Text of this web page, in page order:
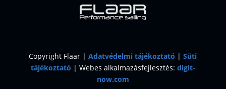
Copyright Flaar |Adatvédelmi tájékoztató |Süti
tájékoztató | Webes alkalmazásfejlesztés: digit-
now.com